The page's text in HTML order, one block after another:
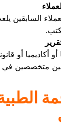
السابقين
أكاديميا أو
متخصصين في
الطبية